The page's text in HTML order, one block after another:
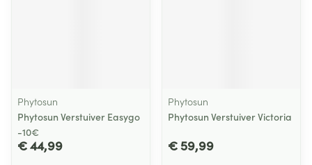
Phytosun
Phytosun Verstuiver Easygo
-10€
€ 44,99
Phytosun
Phytosun Verstuiver Victoria
€ 59,99